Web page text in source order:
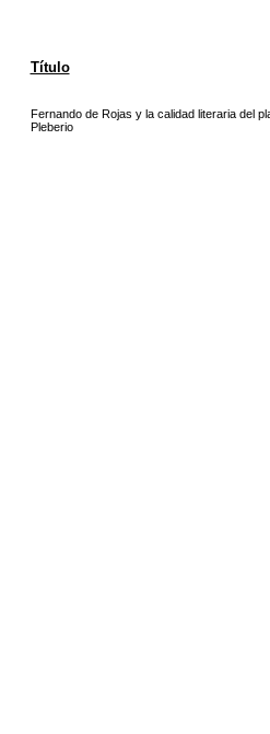
Título
Fernando de Rojas y la calidad literaria del
Pleberio